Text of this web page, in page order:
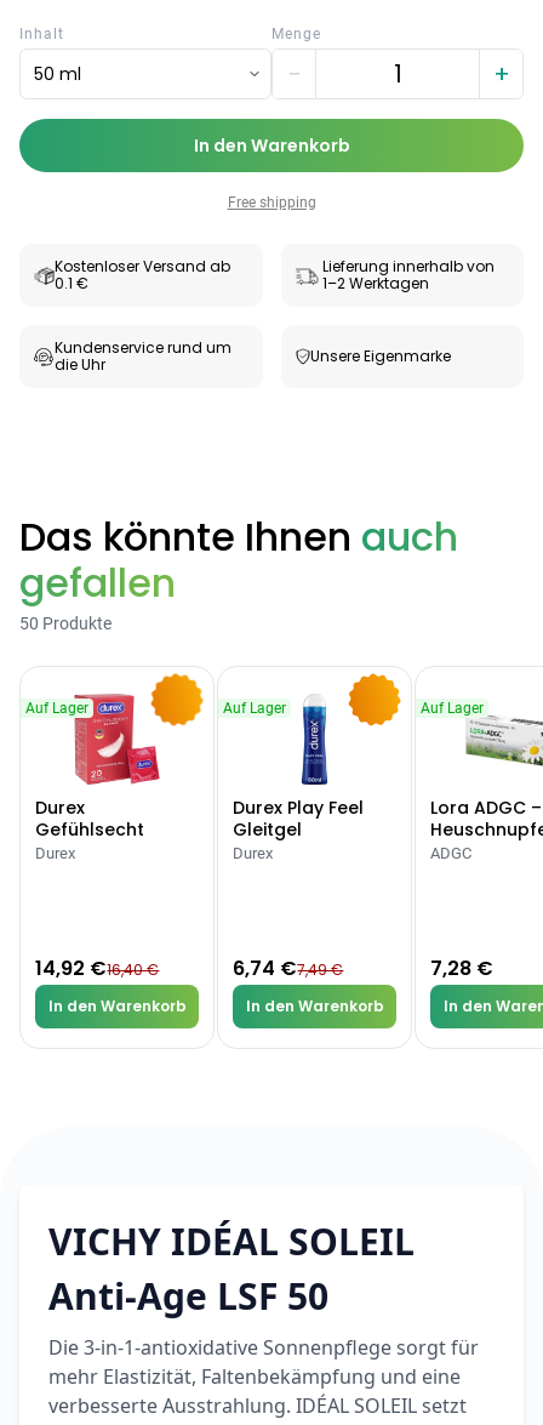
Categories
TestzentrumArzneimittel Hygiene &
Baby &
Sanitätshaus
Inhalt
50 ml
Menge
− +
In den Warenkorb
Free shipping
Kostenloser Versand ab
0.1 €
Lieferung innerhalb von
1–2 Werktagen
Kundenservice rund um
die Uhr
Unsere Eigenmarke
Das könnte Ihnen auch
gefallen
50 Produkte
-9%
Auf Lager
Durex
Gefühlsecht
Classic Kondome
Durex
14,92 €16,40 €
In den Warenkorb
-10%
Auf Lager
Durex Play Feel
Gleitgel
Durex
6,74 €7,49 €
In den Warenkorb
Auf Lager
Lora ADGC
Allergien
ADGC
7,28 €
In den
VICHY IDÉAL SOLEIL
Anti-Age LSF 50
Die 3-in-1-antioxidative Sonnenpflege sorgt für
mehr Elastizität, Faltenbekämpfung und eine
verbesserte Ausstrahlung. IDÉAL SOLEIL setzt